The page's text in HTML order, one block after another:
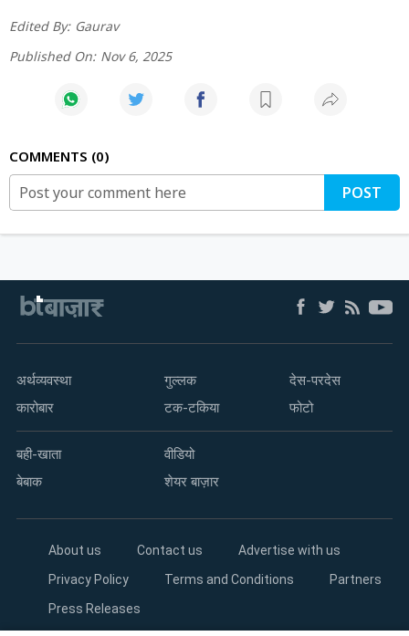
Edited By: Gaurav
Published On: Nov 6, 2025
COMMENTS 0
POST
अर्थव्यवस्था
कारोबार
गुल्लक
टक-टकिया
देस-परदेस
फोटो
बही-खाता
बेबाक
वीडियो
शेयर बाज़ार
About us Contact us
Advertise with us
Privacy Policy
Terms and Conditions
Partners
Press Releases